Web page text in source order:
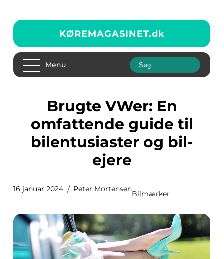
KØREMAGASINET.dk
Menu
Brugte VWer: En
omfattende guide til
bilentusiaster og bil-
ejere
16 januar 2024 Peter Mortensen
Bilmærker